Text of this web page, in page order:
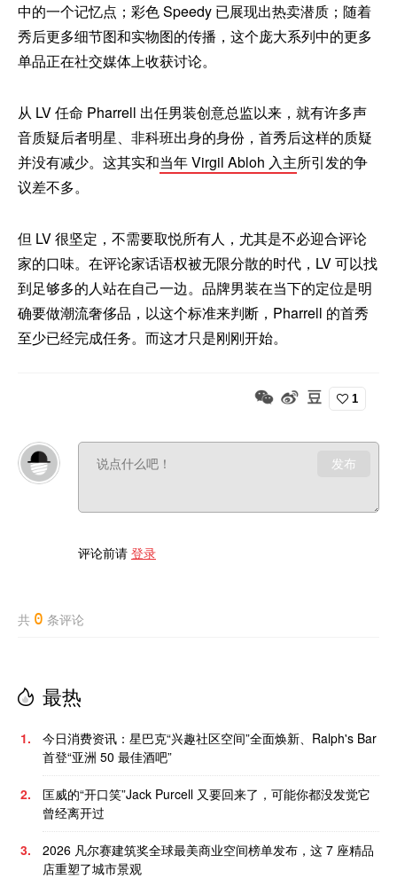
中的一个记忆点；彩色 Speedy 已展现出热卖潜质；随着
秀后更多细节图和实物图的传播，这个庞大系列中的更多
单品正在社交媒体上收获讨论。
从 LV 任命 Pharrell 出任男装创意总监以来，就有许多声
音质疑后者明星、非科班出身的身份，首秀后这样的质疑
并没有减少。这其实和当年 Virgil Abloh 入主所引发的争
议差不多。
但 LV 很坚定，不需要取悦所有人，尤其是不必迎合评论
家的口味。在评论家话语权被无限分散的时代，LV 可以找
到足够多的人站在自己一边。品牌男装在当下的定位是明
确要做潮流奢侈品，以这个标准来判断，Pharrell 的首秀
至少已经完成任务。而这才只是刚刚开始。
1
发布
评论前请 登录
共 0 条评论
最热
1.
今日消费资讯：星巴克“兴趣社区空间”全面焕新、Ralph's Bar
首登“亚洲 50 最佳酒吧”
2.
匡威的“开口笑”Jack Purcell 又要回来了，可能你都没发觉它
曾经离开过
3.
2026 凡尔赛建筑奖全球最美商业空间榜单发布，这 7 座精品
店重塑了城市景观